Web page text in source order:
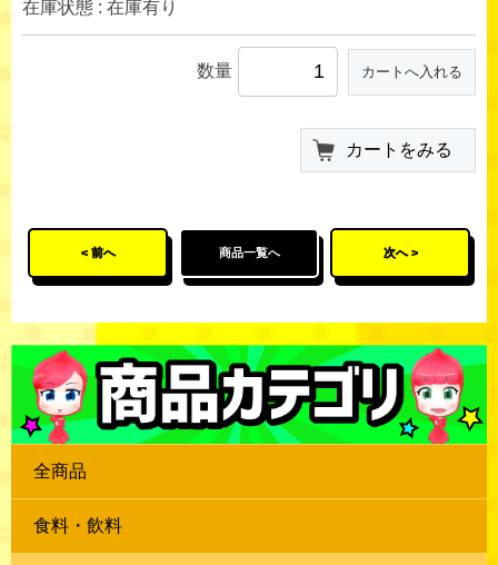
在庫状態 : 在庫有り
数量
カートをみる
< 前へ 商品一覧へ 次へ >
全商品
食料・飲料